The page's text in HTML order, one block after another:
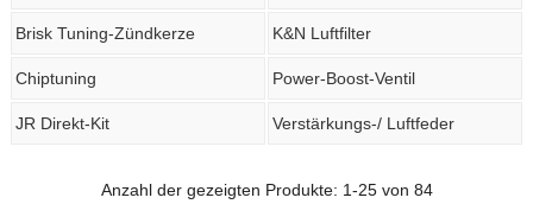
Brisk Tuning-Zündkerze K&N Luftfilter
Chiptuning Power-Boost-Ventil
JR Direkt-Kit Verstärkungs-/ Luftfeder
Anzahl der gezeigten Produkte: 1-25 von 84